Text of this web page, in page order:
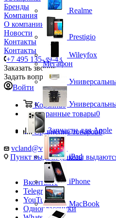
Бренды
Компания
О компании
Новости
Контакты
Контакты
+7 495 135-39-43
Заказать звонок
Задать вопрос
Войти
Корзина0
Избранные товары0
Сравнение товаров0
vcland@vcland.ru
Пункт выдачи (заказы
Вконтакте
Telegram
YouTube
Одноклассники
Realme
Prestigio
Wileyfox
Мегафон
Запчасти для Apple
iPad
iPhone
MacBook